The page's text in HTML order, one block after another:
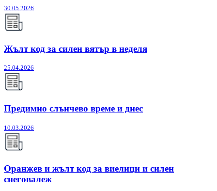
30.05.2026
Жълт код за силен вятър в неделя
25.04.2026
Предимно слънчево време и днес
10.03.2026
Оранжев и жълт код за виелици и силен
снеговалеж